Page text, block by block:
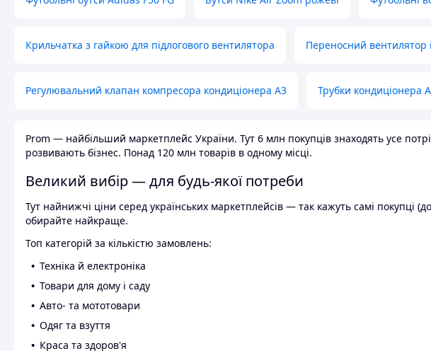
Крильчатка з гайкою для підлогового вентилятора Переносний вентилятор
Регулювальний клапан компресора кондиціонера А3 Трубки кондиціонера
Prom — найбільший маркетплейс України. Тут 6 млн покупців знаходять усе
розвивають бізнес. Понад 120 млн товарів в одному місці.
Великий вибір — для будь-якої потреби
Тут найнижчі ціни серед українських маркетплейсів — так кажуть самі покупці
обирайте найкраще.
Топ категорій за кількістю замовлень:
Техніка й електроніка
Товари для дому і саду
Авто- та мототовари
Одяг та взуття
Краса та здоров'я